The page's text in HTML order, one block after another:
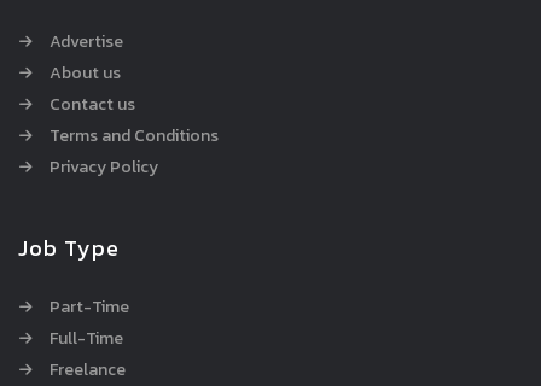
Advertise
About us
Contact us
Terms and Conditions
Privacy Policy
Job Type
Part-Time
Full-Time
Freelance